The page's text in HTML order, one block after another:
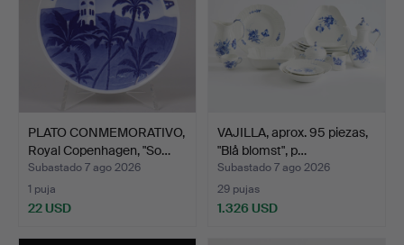
PLATO CONMEMORATIVO,
Royal Copenhagen, "So…
Subastado 7 ago 2026
1 puja
22 USD
VAJILLA, aprox. 95 piezas,
"Blå blomst", p…
Subastado 7 ago 2026
29 pujas
1.326 USD